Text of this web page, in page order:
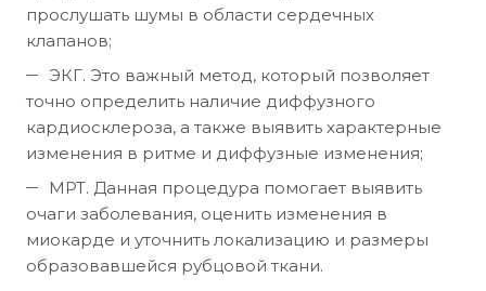
прослушать шумы в области сердечных
клапанов;
ЭКГ. Это важный метод, который позволяет
точно определить наличие диффузного
кардиосклероза, а также выявить характерные
изменения в ритме и диффузные изменения;
МРТ. Данная процедура помогает выявить
очаги заболевания, оценить изменения в
миокарде и уточнить локализацию и размеры
образовавшейся рубцовой ткани.